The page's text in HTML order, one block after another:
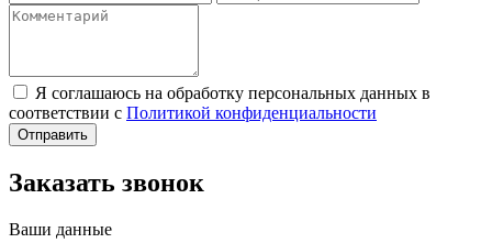
Я соглашаюсь на обработку персональных данных в
соответствии с Политикой конфиденциальности
Заказать звонок
Ваши данные